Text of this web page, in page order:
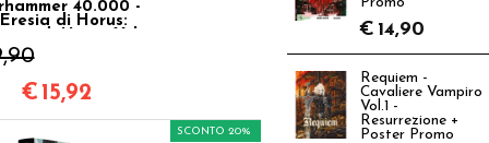
40.000 -
di Horus:
€ 15,92
SCONTO 20%
€ 14,90
Requiem -
Cavaliere Vampiro
Vol.1 -
Resurrezione +
Poster Promo